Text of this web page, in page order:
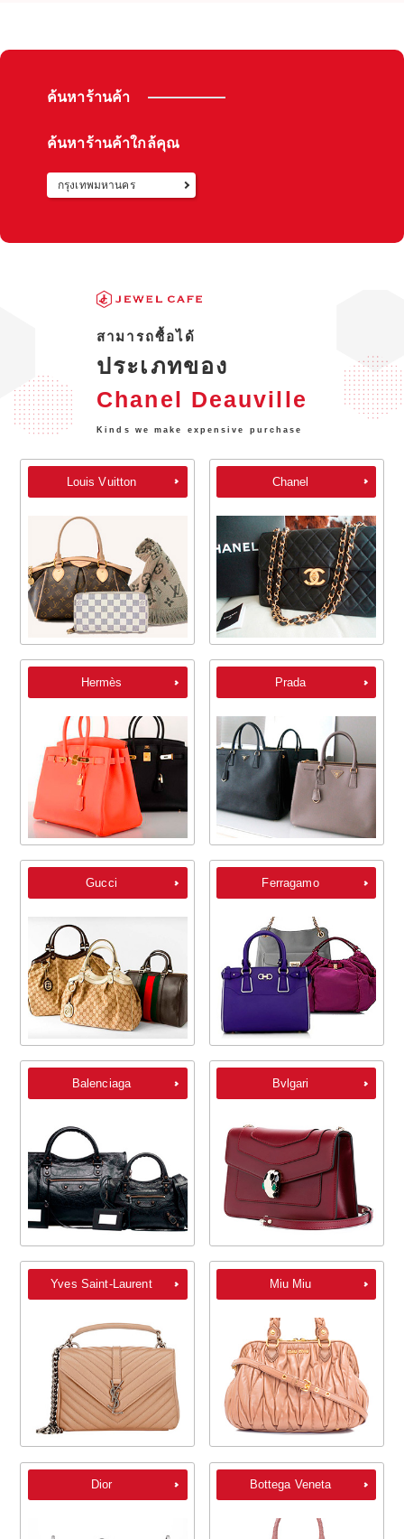
ค้นหาร้านค้า
ค้นหาร้านค้าใกล้คุณ
กรุงเทพมหานคร
สามารถซื้อได้
ประเภทของ
Chanel Deauville
Kinds we make expensive purchase
Louis Vuitton Chanel
Hermès Prada
Gucci Ferragamo
Balenciaga Bvlgari
Yves Saint-Laurent Miu Miu
Dior Bottega Veneta